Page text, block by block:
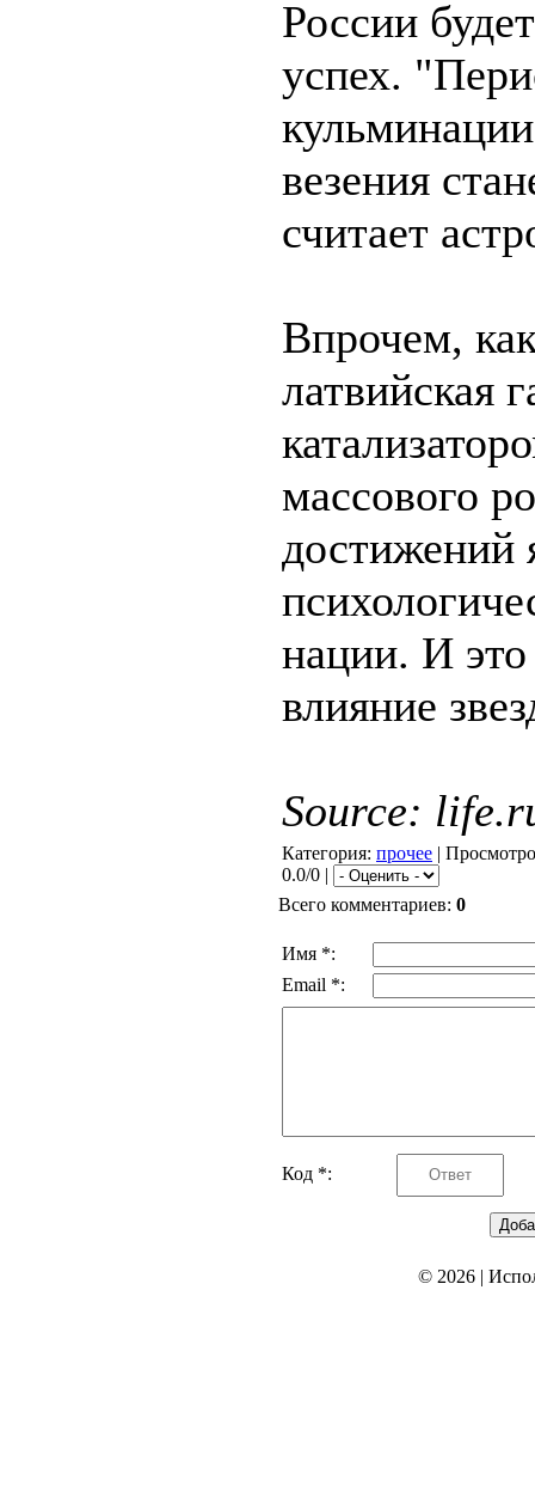
России
успех.
везения
считает
Впрочем,
латвийская
массового
достижений
нации. И
влияние
Source:
Категория: прочее |
0.0/0 |
Всего комментариев: 0
Имя *:
Email *:
Код *:
© 2026|